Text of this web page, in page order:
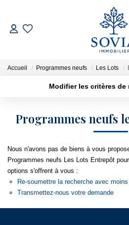
NOTRE
Qui Sommes
Notre
Accueil Programmes neufs Les Lots
Modifier les critères de
Appartement
Type de bien
Budget max
Programmes neufs
Nous n'avons pas de biens à vous
Programmes neufs Les Lots Entrepôt
options s'offrent à vous :
Re-soumettre la recherche avec moins
Transmettez-nous votre demande